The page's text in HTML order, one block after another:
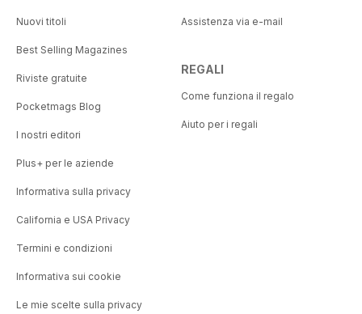
Nuovi titoli
Best Selling Magazines
Riviste gratuite
Pocketmags Blog
I nostri editori
Plus+ per le aziende
Informativa sulla privacy
California e USA Privacy
Termini e condizioni
Informativa sui cookie
Le mie scelte sulla privacy
Assistenza via e-mail
REGALI
Come funziona il regalo
Aiuto per i regali